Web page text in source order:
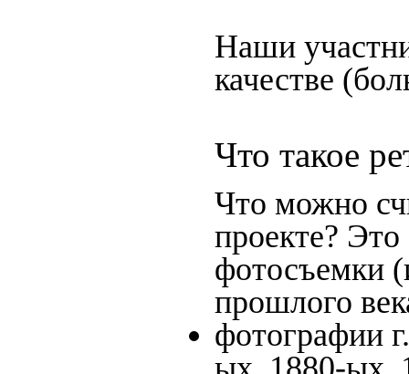
Наши
качестве
Что такое
Что можно
проекте?
фотосъемки
прошлого
фотографии